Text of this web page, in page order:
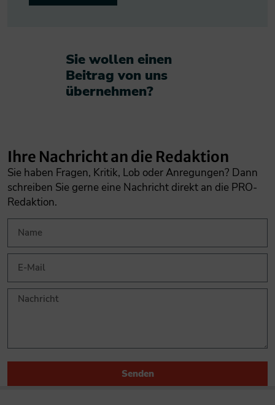
Sie wollen einen
Beitrag von uns
übernehmen?​
Ihre Nachricht an die Redaktion
Sie haben Fragen, Kritik, Lob oder Anregungen? Dann
schreiben Sie gerne eine Nachricht direkt an die PRO-
Redaktion.
Senden